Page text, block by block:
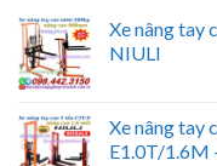
Xe nâng tay
NIULI
Xe nâng tay
E1.0T/1.6M